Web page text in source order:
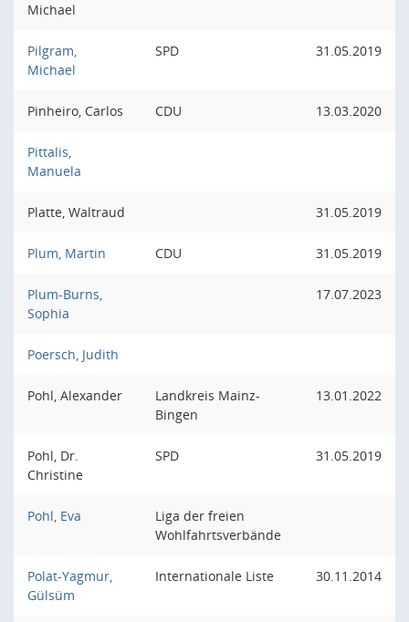
Michael
Pilgram,
Michael
SPD 31.05.2019
Pinheiro, Carlos CDU 13.03.2020
Pittalis,
Manuela
Platte, Waltraud 31.05.2019
Plum, Martin CDU 31.05.2019
Plum-Burns,
Sophia
17.07.2023
Poersch, Judith
Pohl, Alexander
Landkreis Mainz-
Bingen
13.01.2022
Pohl, Dr.
Christine
SPD 31.05.2019
Pohl, Eva
Liga der freien
Wohlfahrtsverbände
Polat-Yagmur,
Gülsüm
Internationale Liste 30.11.2014